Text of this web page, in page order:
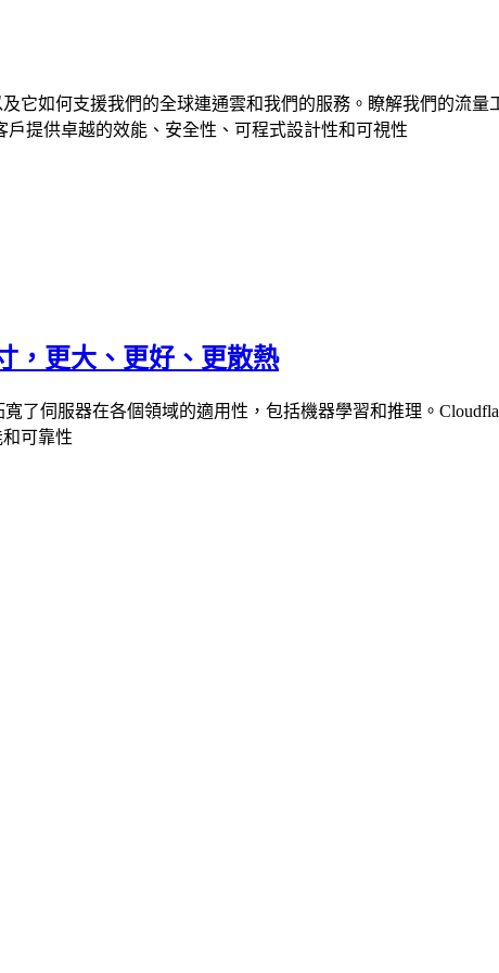
它如何支援我們的全球連通雲和我們的服務。瞭解我們的流
提供卓越的效能、安全性、可程式設計性和可視性
，更大、更好、更散熱
了伺服器在各個領域的適用性，包括機器學習和推理。
可靠性